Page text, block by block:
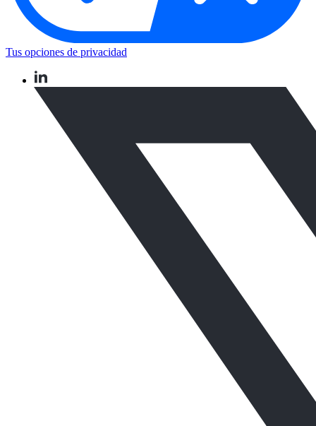
Tus opciones de privacidad